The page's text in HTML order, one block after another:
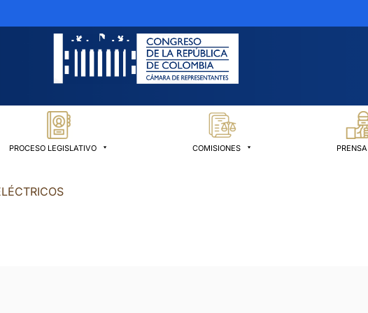
PROCESO LEGISLATIVO COMISIONES PRENSA